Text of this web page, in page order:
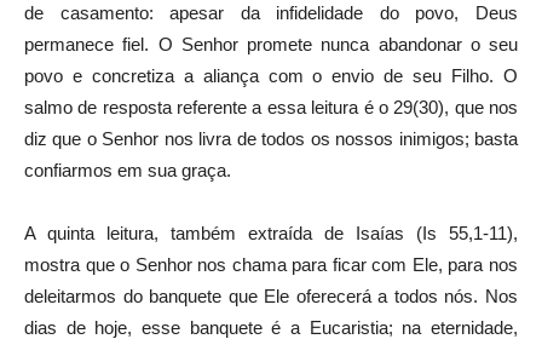
de casamento: apesar da infidelidade do povo, Deus
permanece fiel. O Senhor promete nunca abandonar o seu
povo e concretiza a aliança com o envio de seu Filho. O
salmo de resposta referente a essa leitura é o 29(30), que nos
diz que o Senhor nos livra de todos os nossos inimigos; basta
confiarmos em sua graça.
A quinta leitura, também extraída de Isaías (Is 55,1-11),
mostra que o Senhor nos chama para ficar com Ele, para nos
deleitarmos do banquete que Ele oferecerá a todos nós. Nos
dias de hoje, esse banquete é a Eucaristia; na eternidade,